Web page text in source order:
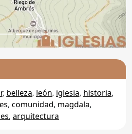
, belleza, león, iglesia, historia,
, comunidad, magdala,
, arquitectura